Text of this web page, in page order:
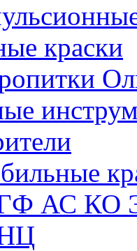
краски
ГФ АС КО